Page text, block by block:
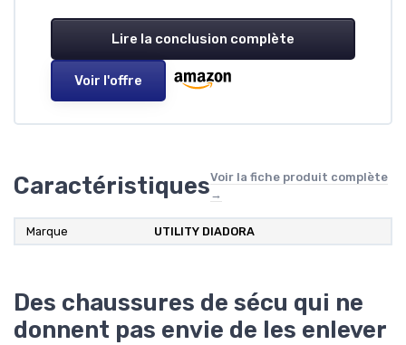
Lire la conclusion complète
Voir l'offre
CaractéristiquesVoir la fiche produit complète
→
Marque UTILITY DIADORA
Des chaussures de sécu qui ne
donnent pas envie de les enlever